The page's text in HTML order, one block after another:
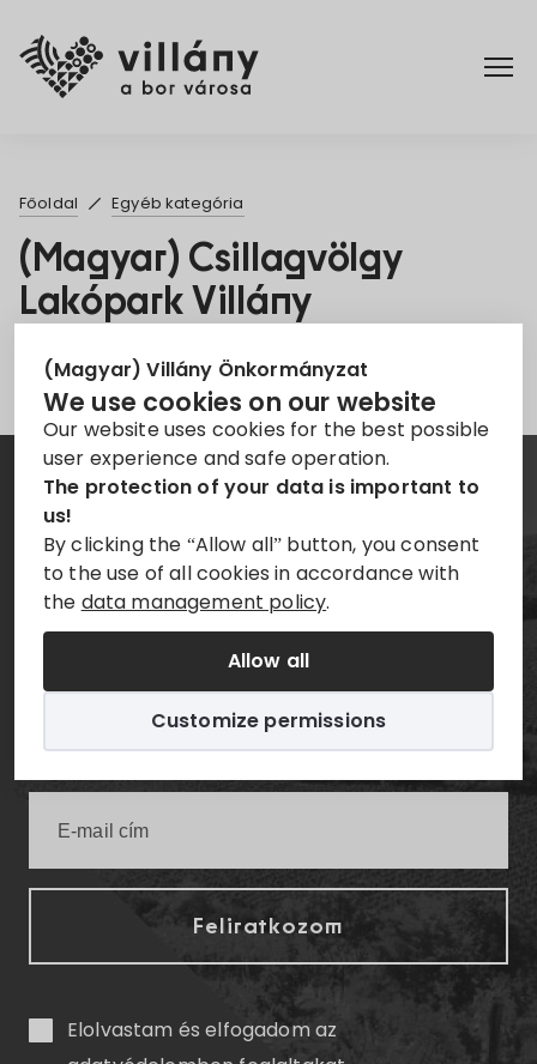
(Magyar) Villány Önkormányzat
We use cookies on our website
Our website uses cookies for the best possible
user experience and safe operation.
The protection of your data is important to
us!
By clicking the “Allow all” button, you consent
to the use of all cookies in accordance with
the data management policy.
Allow all
Customize permissions
Rendelettár
Turizmus
Főoldal Egyéb kategória
(Magyar) Csillagvölgy
Lakópark Villány
Hírlevél
Értesüljön elsőként a legfrissebb villányi
infókról!
Elolvastam és elfogadom az